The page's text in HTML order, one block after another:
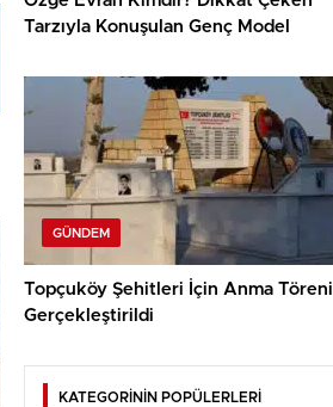
Tarzıyla Konuşulan Genç Model
GÜNDEM
Topçuköy Şehitleri İçin Anma Töreni
Gerçekleştirildi
KATEGORİNİN POPÜLERLERİ